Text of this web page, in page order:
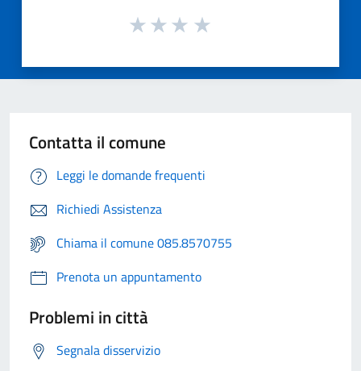
Contatta il comune
Leggi le domande frequenti
Richiedi Assistenza
Chiama il comune 085.8570755
Prenota un appuntamento
Problemi in città
Segnala disservizio